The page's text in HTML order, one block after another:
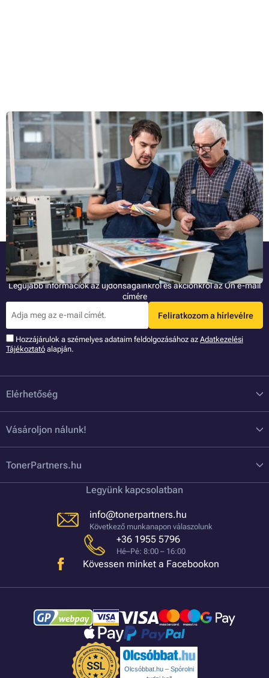
Nyomdai vágójelek: miért fontosak, és hogyan hozzuk
létre?
Ha a névjegykártyák, röpcédulák vagy más grafikai anyagok
nyomtatásával nyomdához fordul, akkor az ún. kifutó és vágójelek
megadása is fontos. Mit is jelentenek ezek pontosan és hogyan
illeszthetők be ezek az elemek a nyomtatni kívánt dokumentumba?
Teljes cikk »
Legyen az elsők között!
Legújabb információk az újdonságainkról és akciónkról az Ön e-mail
címére
Feliratkozom a hírlevélre
Hozzájárulok a szémelyes adataim feldolgozásához az Adatkezelési
Tájékoztató alapján.
Elérhetőség
Vásároljon nálunk!
TonerPartners.hu
Legyünk kapcsolatban
info@tonerpartners.hu
Következő munkanapon válaszolunk
+36 1955 5796
Hé–Pé: 8:00 – 16:00
Kövessen minket a Facebookon
Olcsóbbat.hu – Spórolni